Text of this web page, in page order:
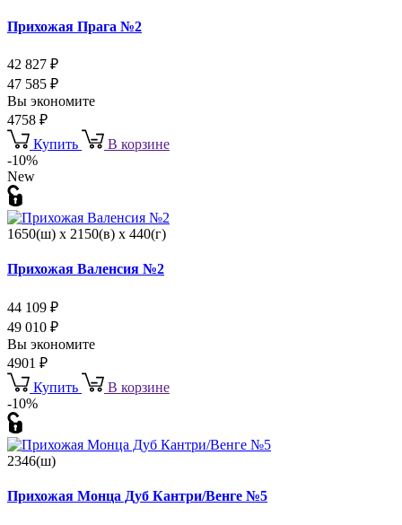
Прихожая Прага №2
42 827 ₽
47 585 ₽
Вы экономите
4758 ₽
Купить
В корзине
-10%
New
1650(ш) x 2150(в) x 440(г)
Прихожая Валенсия №2
44 109 ₽
49 010 ₽
Вы экономите
4901 ₽
Купить
В корзине
-10%
2346(ш)
Прихожая Монца Дуб Кантри/Венге №5